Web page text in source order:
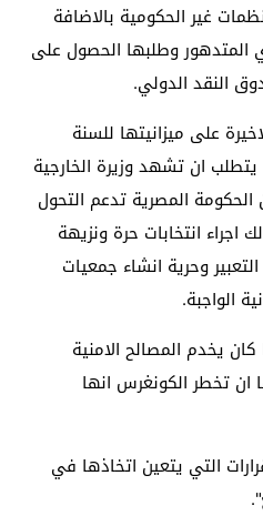
غير الحكومية بالاضافة
المتدهور وطلبها الحصول على
على ميزانيتها للسنة
الذي يتطلب ان تشهد وزيرة الخارجية
الحكومة المصرية تدعم التحول
انتخابات حرة ونزيهة
وحرية انشاء جمعيات
الواجبة.
يخدم المصالح الامنية
ان تخطر الكونغرس انها
التي يتعين اتخاذها في